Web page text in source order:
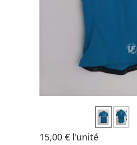
15,00 € l'unité